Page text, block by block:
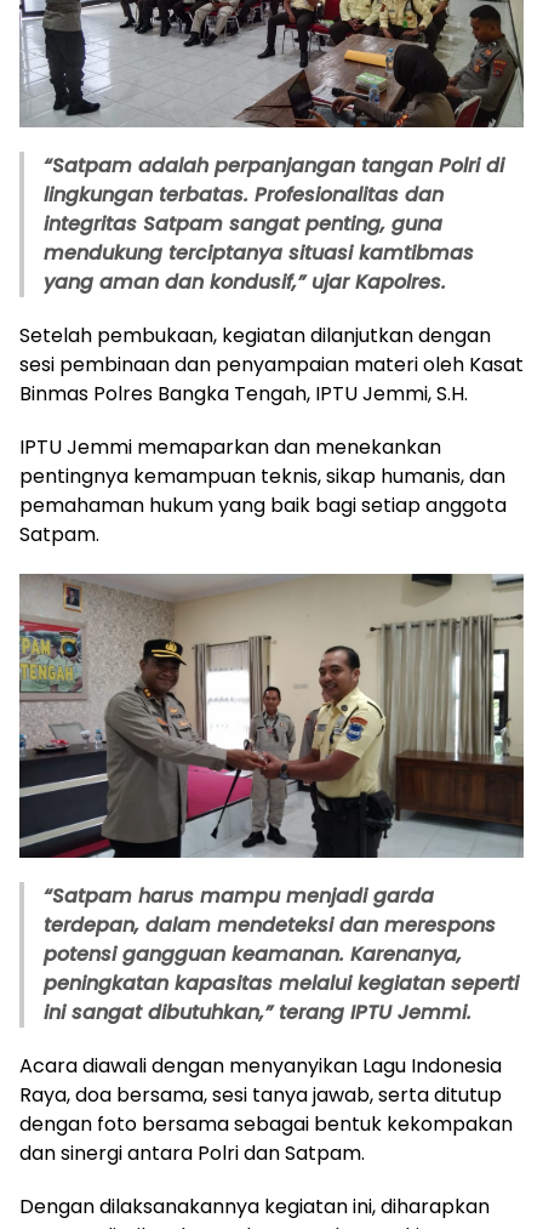
“Satpam adalah perpanjangan tangan Polri di
lingkungan terbatas. Profesionalitas dan
integritas Satpam sangat penting, guna
mendukung terciptanya situasi kamtibmas
yang aman dan kondusif,” ujar Kapolres.
Setelah pembukaan, kegiatan dilanjutkan dengan
sesi pembinaan dan penyampaian materi oleh Kasat
Binmas Polres Bangka Tengah, IPTU Jemmi, S.H.
IPTU Jemmi memaparkan dan menekankan
pentingnya kemampuan teknis, sikap humanis, dan
pemahaman hukum yang baik bagi setiap anggota
Satpam.
“Satpam harus mampu menjadi garda
terdepan, dalam mendeteksi dan merespons
potensi gangguan keamanan. Karenanya,
peningkatan kapasitas melalui kegiatan seperti
ini sangat dibutuhkan,” terang IPTU Jemmi.
Acara diawali dengan menyanyikan Lagu Indonesia
Raya, doa bersama, sesi tanya jawab, serta ditutup
dengan foto bersama sebagai bentuk kekompakan
dan sinergi antara Polri dan Satpam.
Dengan dilaksanakannya kegiatan ini, diharapkan